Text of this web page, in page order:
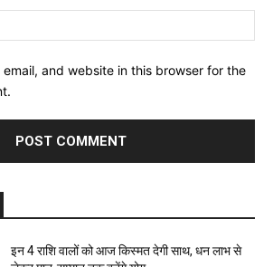
email, and website in this browser for the
इन 4 राशि वालों को आज किस्मत देगी साथ, धन लाभ से